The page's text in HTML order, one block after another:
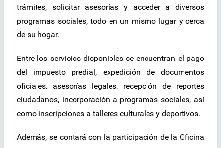
trámites, solicitar asesorías y acceder a diversos
programas sociales, todo en un mismo lugar y cerca
de su hogar.
Entre los servicios disponibles se encuentran el pago
del impuesto predial, expedición de documentos
oficiales, asesorías legales, recepción de reportes
ciudadanos, incorporación a programas sociales, así
como inscripciones a talleres culturales y deportivos.
Además, se contará con la participación de la Oficina